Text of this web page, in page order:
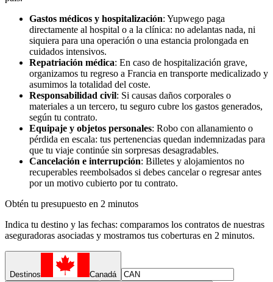
Gastos médicos y hospitalización: Yupwego paga
directamente al hospital o a la clínica: no adelantas nada, ni
siquiera para una operación o una estancia prolongada en
cuidados intensivos.
Repatriación médica: En caso de hospitalización grave,
organizamos tu regreso a Francia en transporte medicalizado y
asumimos la totalidad del coste.
Responsabilidad civil: Si causas daños corporales o
materiales a un tercero, tu seguro cubre los gastos generados,
según tu contrato.
Equipaje y objetos personales: Robo con allanamiento o
pérdida en escala: tus pertenencias quedan indemnizadas para
que tu viaje continúe sin sorpresas desagradables.
Cancelación e interrupción: Billetes y alojamientos no
recuperables reembolsados si debes cancelar o regresar antes
por un motivo cubierto por tu contrato.
Obtén tu presupuesto en 2 minutos
Indica tu destino y las fechas: comparamos los contratos de nuestras
aseguradoras asociadas y mostramos tus coberturas en 2 minutos.
Destinos
Canadá